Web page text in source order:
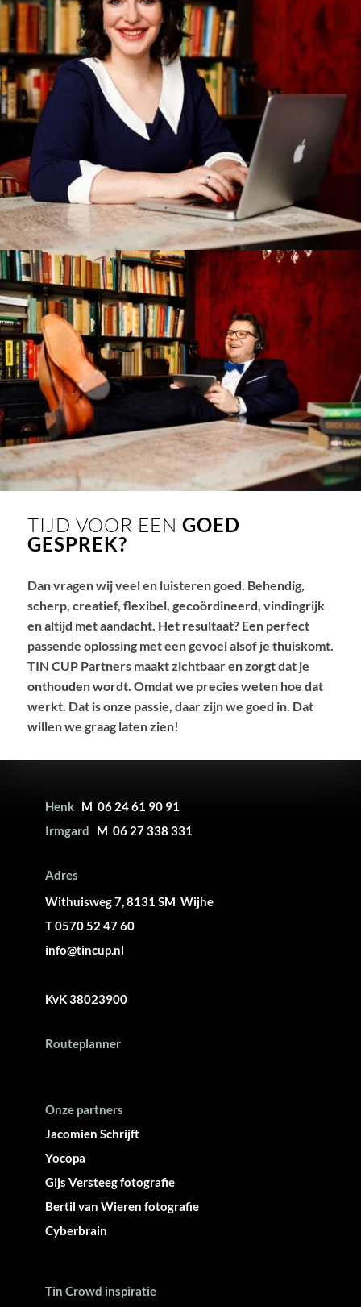
TIJD VOOR EEN GOED
GESPREK?
Dan vragen wij veel en luisteren goed. Behendig,
scherp, creatief, flexibel, gecoördineerd, vindingrijk
en altijd met aandacht. Het resultaat? Een perfect
passende oplossing met een gevoel alsof je thuiskomt.
TIN CUP Partners maakt zichtbaar en zorgt dat je
onthouden wordt. Omdat we precies weten hoe dat
werkt. Dat is onze passie, daar zijn we goed in. Dat
willen we graag laten zien!
Henk M 06 24 61 90 91
Irmgard M 06 27 338 331
Adres
Withuisweg 7, 8131 SM Wijhe
T 0570 52 47 60
info@tincup.nl
KvK 38023900
Routeplanner
Onze partners
Jacomien Schrijft
Yocopa
Gijs Versteeg fotografie
Bertil van Wieren fotografie
Cyberbrain
Tin Crowd inspiratie